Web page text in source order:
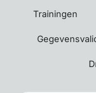
Trainingen